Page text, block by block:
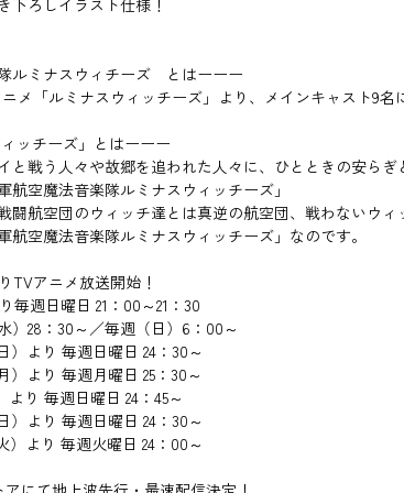
ルミナスウィチーズ とはーーー
ニメ「ルミナスウィッチーズ」より、メインキャスト9名
ッチーズ」とはーーー
と戦う人々や故郷を追われた人々に、ひとときの安らぎ
航空魔法音楽隊ルミナスウィッチーズ」
闘航空団のウィッチ達とは真逆の航空団、戦わないウ
航空魔法音楽隊ルミナスウィッチーズ」なのです。
TVアニメ放送開始！
週日曜日 21：00～21：30
）28：30～／毎週（日）6：00～
より 毎週日曜日 24：30～
より 毎週月曜日 25：30～
り 毎週日曜日 24：45～
より 毎週日曜日 24：30～
より 毎週火曜日 24：00～